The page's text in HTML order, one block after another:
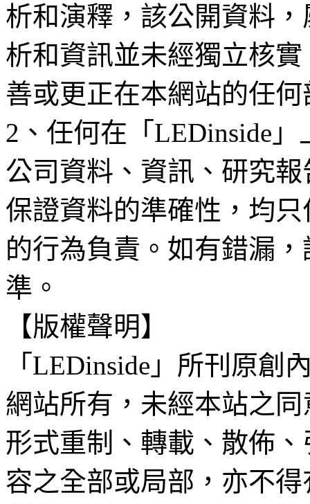
析和演釋，該公開資料
析和資訊並未經獨立核
善或更正在本網站的任
2、任何在「LEDinside
公司資料、資訊、研究
保證資料的準確性，均
的行為負責。如有錯漏
準。
【版權聲明】
「LEDinside」所刊原創
網站所有，未經本站之
形式重制、轉載、散佈
容之全部或局部，亦不